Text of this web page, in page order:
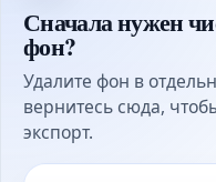
Сначала нужен
фон?
Удалите фон в
вернитесь сюда,
экспорт.